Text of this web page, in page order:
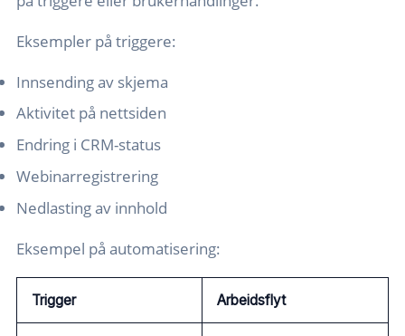
Eksempler på triggere:
Innsending av skjema
Aktivitet på nettsiden
Endring i CRM-status
Webinarregistrering
Nedlasting av innhold
Eksempel på automatisering:
Trigger Arbeidsflyt